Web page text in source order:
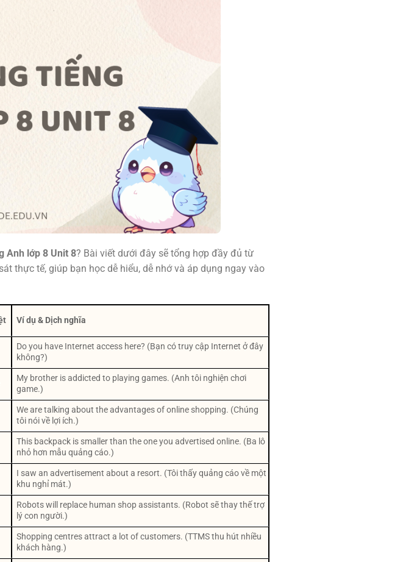
Anh lớp 8 Unit 8? Bài viết dưới đây sẽ tổng hợp đầy đủ từ
thực tế, giúp bạn học dễ hiểu, dễ nhớ và áp dụng ngay vào
Ví dụ & Dịch nghĩa
Do you have Internet access here? (Bạn có truy cập Internet ở đây
không?)
My brother is addicted to playing games. (Anh tôi nghiện chơi
game.)
We are talking about the advantages of online shopping. (Chúng
tôi nói về lợi ích.)
This backpack is smaller than the one you advertised online. (Ba lô
nhỏ hơn mẫu quảng cáo.)
I saw an advertisement about a resort. (Tôi thấy quảng cáo về một
khu nghỉ mát.)
Robots will replace human shop assistants. (Robot sẽ thay thế trợ
lý con người.)
Shopping centres attract a lot of customers. (TTMS thu hút nhiều
khách hàng.)